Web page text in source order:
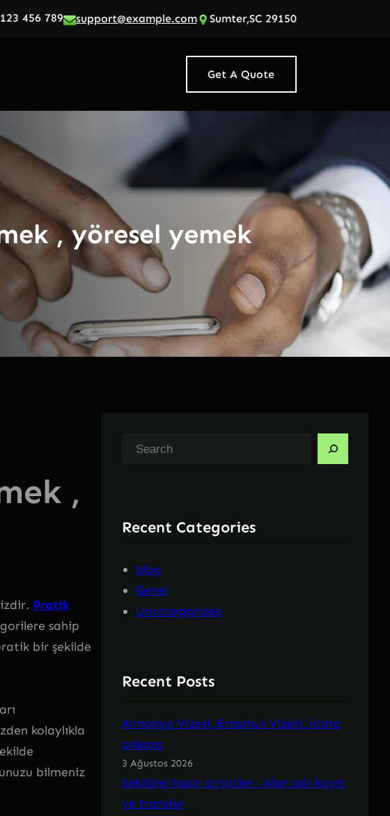
456 789 support@example.com Sumter,SC 29150
Get A Quote
, yöresel yemek
,
Pratik
sahip
bir şekilde
kolaylıkla
bilmeniz
Recent Categories
blog
Genel
Uncategorized
Recent Posts
Almanya Vizesi, Erasmus Vizesi, idata
ankara
3 Ağustos 2026
Sektörel hazır scriptler , Alan adı kayıt
ve transfer